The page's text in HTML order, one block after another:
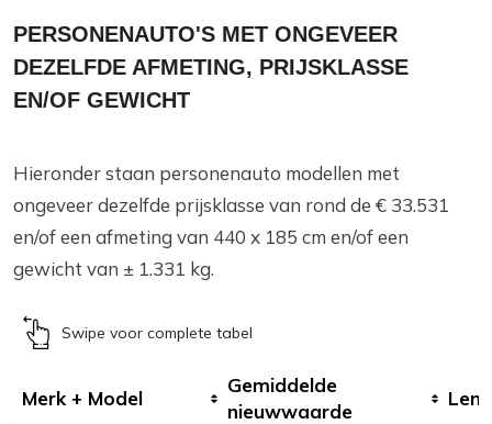
PERSONENAUTO'S MET ONGEVEER
DEZELFDE AFMETING, PRIJSKLASSE
EN/OF GEWICHT
Hieronder staan personenauto modellen met
ongeveer dezelfde prijsklasse van rond de € 33.531
en/of een afmeting van 440 x 185 cm en/of een
gewicht van ± 1.331 kg.
Swipe voor complete tabel
Merk + Model
Gemiddelde
nieuwwaarde